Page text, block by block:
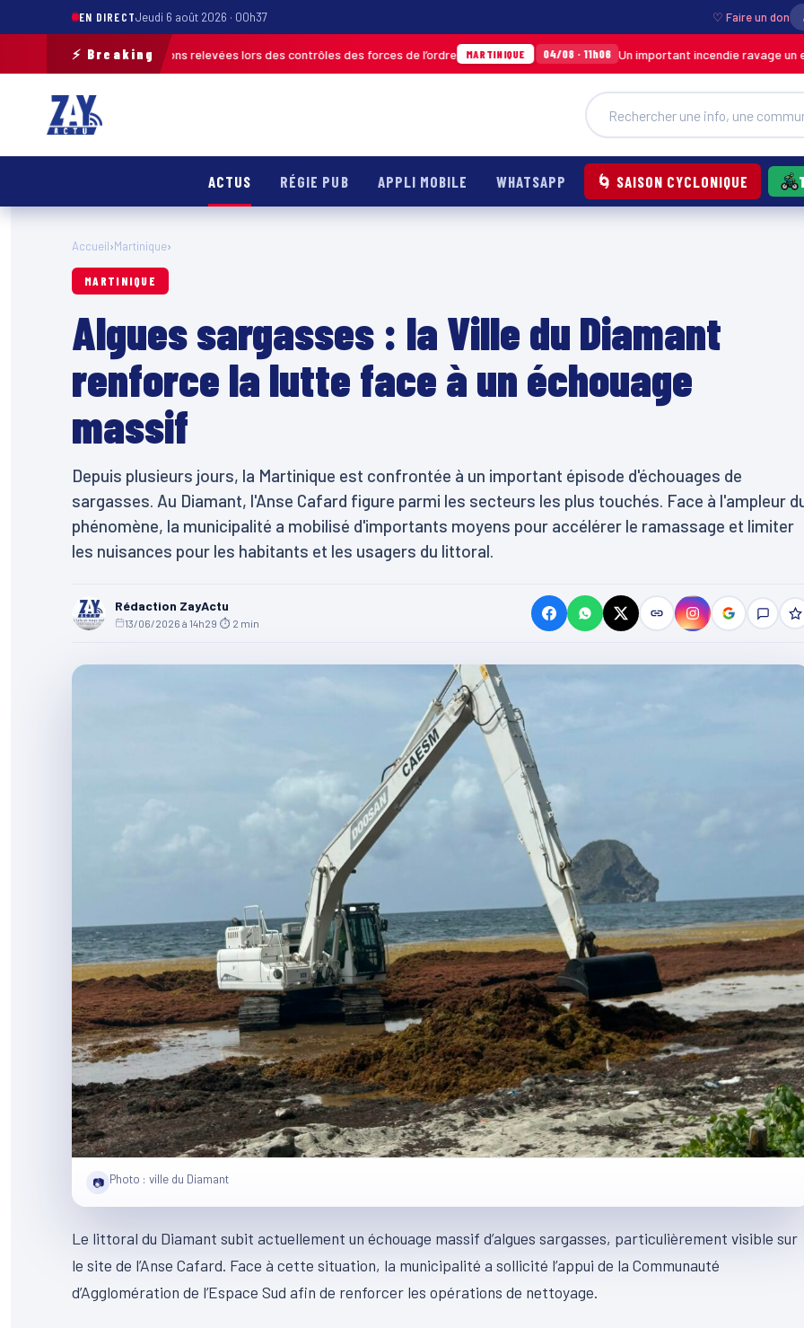
EN DIRECTJeudi 6 août 2026 · 00h37 ♡ Faire un don
⚡ Breaking
de 120 infractions relevées lors des contrôles des forces de l’ordre MARTINIQUE 04/08 · 11h06 Un important incendie ravage un entrepôt de
ACTUS RÉGIE PUB APPLI MOBILE WHATSAPP 🌀 SAISON CYCLONIQUE
Accueil›Martinique›
MARTINIQUE
Algues sargasses : la Ville du Diamant
renforce la lutte face à un échouage
massif
Depuis plusieurs jours, la Martinique est confrontée à un important épisode d'échouages de
sargasses. Au Diamant, l'Anse Cafard figure parmi les secteurs les plus touchés. Face à l'ampleur
phénomène, la municipalité a mobilisé d'importants moyens pour accélérer le ramassage et limiter
les nuisances pour les habitants et les usagers du littoral.
Rédaction ZayActu
13/06/2026 à 14h29 ⏱ 2 min
📷 Photo : ville du Diamant
Le littoral du Diamant subit actuellement un échouage massif d’algues sargasses, particulièrement visible sur
le site de l’Anse Cafard. Face à cette situation, la municipalité a sollicité l’appui de la Communauté
d’Agglomération de l’Espace Sud afin de renforcer les opérations de nettoyage.